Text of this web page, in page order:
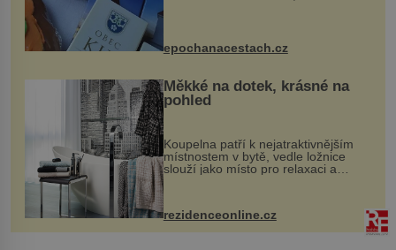
Kly u Mělníka. V programu naleznete
komentovanou prohlídku kostela,
epochanacestach.cz
Měkké na dotek, krásné na
pohled
Koupelna patří k nejatraktivnějším
místnostem v bytě, vedle ložnice
slouží jako místo pro relaxaci a
odpočinek. Koupelnový textil –
ručníky, osušky a koberečky –
mohou jako mávnutím kouzelného
proutku...
rezidenceonline.cz